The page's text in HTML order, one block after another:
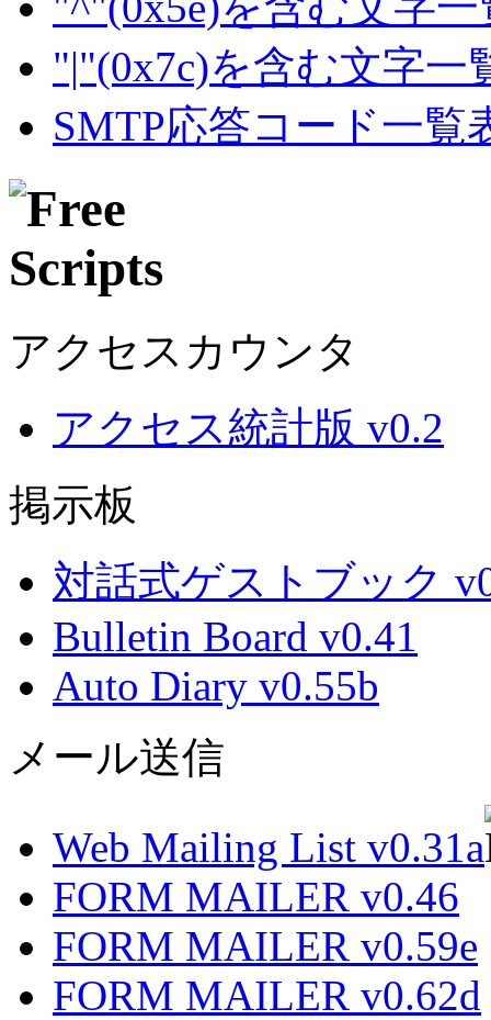
"|"(0x7c)を含む文字一
SMTP応答コード一覧
アクセスカウンタ
アクセス統計版 v0.2
掲示板
対話式ゲストブック
Bulletin Board v0.41
Auto Diary v0.55b
メール送信
Web Mailing List v0.31a
FORM MAILER v0.46
FORM MAILER v0.59e
FORM MAILER v0.62d